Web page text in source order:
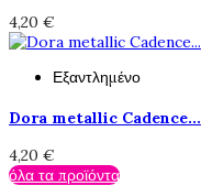
4,20 €
Εξαντλημένο
Dora metallic Cadence...
4,20 €
όλα τα προϊόντα